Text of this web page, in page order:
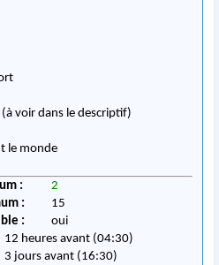
(à voir dans le descriptif)
le monde
:
2
:
15
:
oui
12 heures avant (04:30)
3 jours avant (16:30)